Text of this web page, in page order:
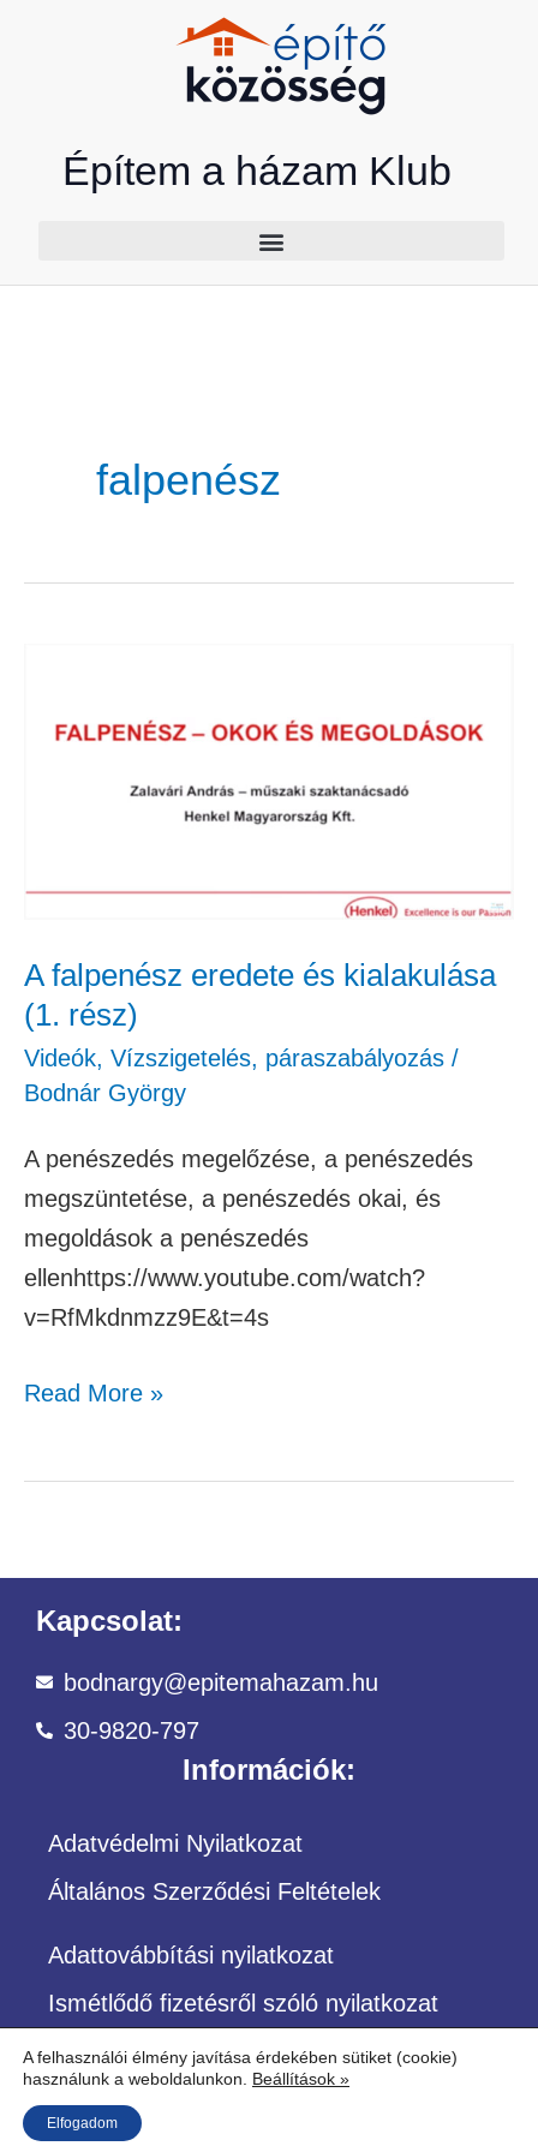
Építem a házam Klub
falpenész
A falpenész eredete és kialakulása
(1. rész)
Videók, Vízszigetelés, páraszabályozás /
Bodnár György
A penészedés megelőzése, a penészedés
megszüntetése, a penészedés okai, és
megoldások a penészedés
ellenhttps://www.youtube.com/watch?
v=RfMkdnmzz9E&t=4s
eredete
rész)
Read More »
Kapcsolat:
bodnargy@epitemahazam.hu
30-9820-797
Információk:
Adatvédelmi Nyilatkozat
Általános Szerződési Feltételek
Adattovábbítási nyilatkozat
Ismétlődő fizetésről szóló nyilatkozat
©Copyright – Minden jog fenntartva
A felhasználói élmény javítása érdekében sütiket (cookie)
használunk a weboldalunkon. Beállítások »
Elfogadom